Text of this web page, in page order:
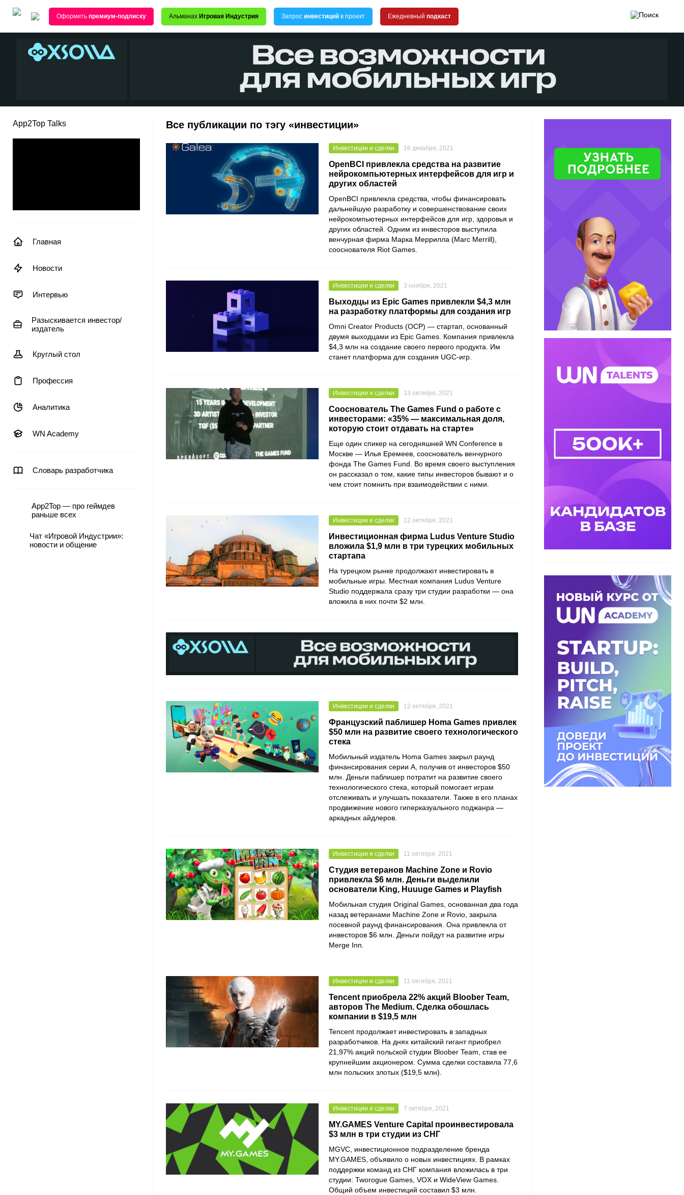
Оформить премиум-подписку Альманах Игровая Индустрия Запрос инвестиций в проект Ежедневный подкаст
App2Top Talks
Главная
Новости
Интервью
Разыскивается инвестор/
издатель
Круглый стол
Профессия
Аналитика
WN Academy
Словарь разработчика
App2Top — про геймдев
раньше всех
Чат «Игровой Индустрии»:
новости и общение
Все публикации по тэгу «инвестиции»
Инвестиции и сделки 16 декабря, 2021
OpenBCI привлекла средства на развитие
нейрокомпьютерных интерфейсов для игр и
других областей
OpenBCI привлекла средства, чтобы финансировать
дальнейшую разработку и совершенствование своих
нейрокомпьютерных интерфейсов для игр, здоровья и
других областей. Одним из инвесторов выступила
венчурная фирма Марка Меррилла (Marc Merrill),
сооснователя Riot Games
Инвестиции и сделки 3 ноября, 2021
Выходцы из Epic Games привлекли $4,3 млн
на разработку платформы для создания игр
Omni Creator Products (OCP) — стартап, основанный
двумя выходцами из Epic Games . Компания привлекла
$4,3 млн на создание своего первого продукта. Им
станет платформа для создания UGC-игр.
Инвестиции и сделки 13 октября, 2021
Сооснователь The Games Fund о работе с
инвесторами: «35% — максимальная доля,
которую стоит отдавать на старте»
Еще один спикер на сегодняшней WN Conference в
Москве — Илья Еремеев , сооснователь венчурного
фонда The Games Fund . Во время своего выступления
он рассказал о том, какие типы инвесторов бывают и о
чем стоит помнить при взаимодействии с ними.
Инвестиции и сделки 12 октября, 2021
Инвестиционная фирма Ludus Venture Studio
вложила $1,9 млн в три турецких мобильных
стартапа
На турецком рынке продолжают инвестировать в
мобильные игры. Местная компания Ludus Venture
Studio поддержала сразу три студии разработки — она
вложила в них почти $2 млн.
Инвестиции и сделки 12 октября, 2021
Французский паблишер Homa Games привлек
$50 млн на развитие своего технологического
стека
Мобильный издатель Homa Games закрыл раунд
финансирования серии А, получив от инвесторов $50
млн. Деньги паблишер потратит на развитие своего
технологического стека, который помогает играм
отслеживать и улучшать показатели. Также в его планах
продвижение нового гиперказуального поджанра —
аркадных айдлеров.
Инвестиции и сделки 11 октября, 2021
Студия ветеранов Machine Zone и Rovio
привлекла $6 млн. Деньги выделили
основатели King, Huuuge Games и Playfish
Мобильная студия Original Games , основанная два года
назад ветеранами Machine Zone и Rovio , закрыла
посевной раунд финансирования. Она привлекла от
инвесторов $6 млн. Деньги пойдут на развитие игры
Merge Inn
Инвестиции и сделки 11 октября, 2021
Tencent приобрела 22% акций Bloober Team,
авторов The Medium. Сделка обошлась
компании в $19,5 млн
Tencent продолжает инвестировать в западных
разработчиков. На днях китайский гигант приобрел
21,97% акций польской студии Bloober Team , став ее
крупнейшим акционером. Сумма сделки составила 77,6
млн польских злотых ($19,5 млн).
Инвестиции и сделки 7 октября, 2021
MY.GAMES Venture Capital проинвестировала
$3 млн в три студии из СНГ
MGVC , инвестиционное подразделение бренда
MY.GAMES , объявило о новых инвестициях. В рамках
поддержки команд из СНГ компания вложилась в три
студии: Tworogue Games VOX и WideView Games
Общий объем инвестиций составил $3 млн.